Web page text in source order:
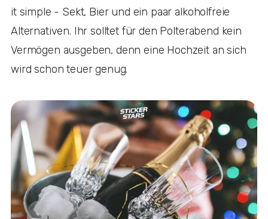
it simple - Sekt, Bier und ein paar alkoholfreie
Alternativen. Ihr solltet für den Polterabend kein
Vermögen ausgeben, denn eine Hochzeit an sich
wird schon teuer genug.